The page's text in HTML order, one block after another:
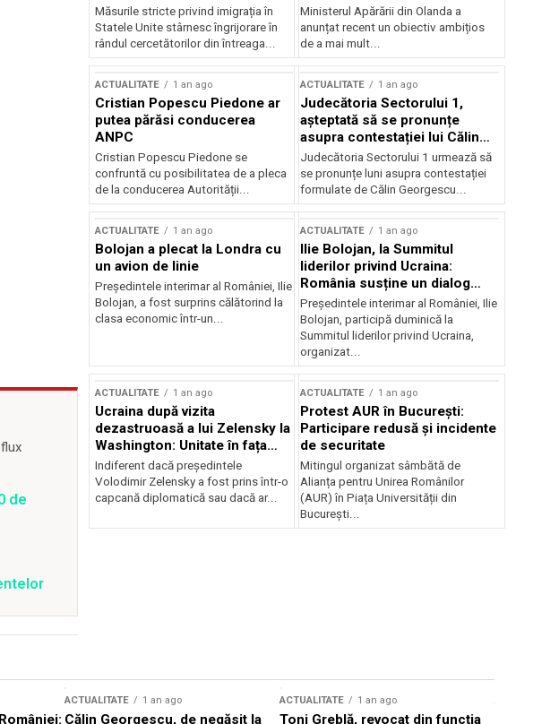
de
Măsurile stricte privind imigrația în
Statele Unite stârnesc îngrijorare în
rândul cercetătorilor din întreaga...
Ministerul Apărării din Olanda a
anunțat recent un obiectiv ambițios
de a mai mult...
ACTUALITATE 1 an ago
Cristian Popescu Piedone ar
putea părăsi conducerea
ANPC
Cristian Popescu Piedone se
confruntă cu posibilitatea de a pleca
de la conducerea Autorității...
ACTUALITATE 1 an ago
Judecătoria Sectorului 1,
așteptată să se pronunțe
asupra contestației lui Călin
Georgescu privind controlul
judiciar
Judecătoria Sectorului 1 urmează să
se pronunțe luni asupra contestației
formulate de Călin Georgescu...
ACTUALITATE 1 an ago
Bolojan a plecat la Londra cu
un avion de linie
Președintele interimar al României, Ilie
Bolojan, a fost surprins călătorind la
clasa economic într-un...
ACTUALITATE 1 an ago
Ilie Bolojan, la Summitul
liderilor privind Ucraina:
România susține un dialog
transatlantic pentru securitate
și stabilitate
Președintele interimar al României, Ilie
Bolojan, participă duminică la
Summitul liderilor privind Ucraina,
organizat...
ACTUALITATE 1 an ago
Ucraina după vizita
dezastruoasă a lui Zelensky la
Washington: Unitate în fața
incertitudinii
Indiferent dacă președintele
Volodimir Zelensky a fost prins într-o
capcană diplomatică sau dacă ar...
ACTUALITATE 1 an ago
Protest AUR în București:
Participare redusă și incidente
de securitate
Mitingul organizat sâmbătă de
Alianța pentru Unirea Românilor
(AUR) în Piața Universității din
București...
ACTUALITATE 1 an ago
Călin Georgescu, de negăsit la
ACTUALITATE 1 an ago
Toni Greblă, revocat din funcția